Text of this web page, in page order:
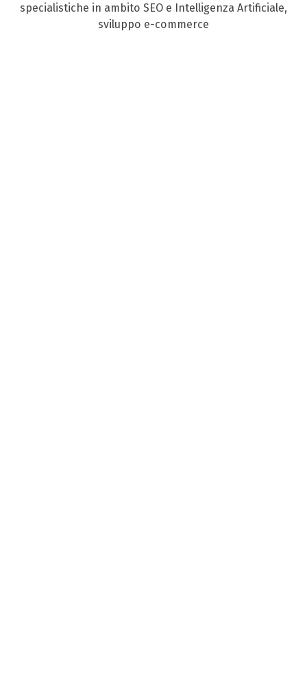
specialistiche in ambito SEO e Intelligenza Artificiale,
sviluppo e-commerce